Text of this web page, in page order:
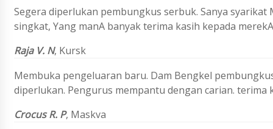
Segera diperlukan pembungkus serbuk. Sanya
singkat, Yang manA banyak terima kasih kepada
Raja V. N, Kursk
Membuka pengeluaran baru. Dam Bengkel
diperlukan. Pengurus mempantu dengan carian.
Crocus R. P, Maskva